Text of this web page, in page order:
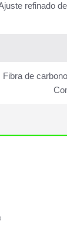
refinado
Fibra de